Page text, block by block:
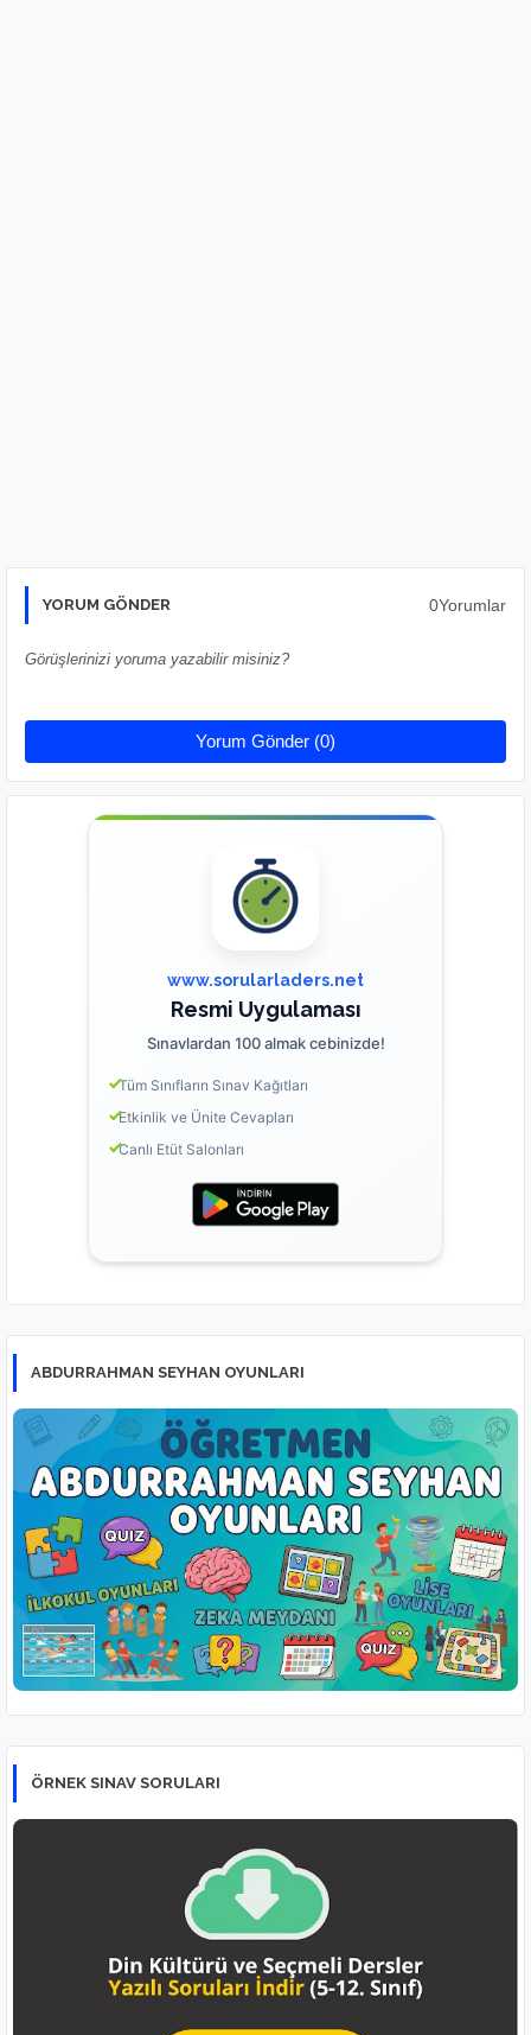
YORUM GÖNDER 0Yorumlar
Görüşlerinizi yoruma yazabilir misiniz?
Yorum Gönder (0)
www.sorularladers.net
Resmi Uygulaması
Sınavlardan 100 almak cebinizde!
Tüm Sınıfların Sınav Kağıtları
Etkinlik ve Ünite Cevapları
Canlı Etüt Salonları
ABDURRAHMAN SEYHAN OYUNLARI
ÖRNEK SINAV SORULARI